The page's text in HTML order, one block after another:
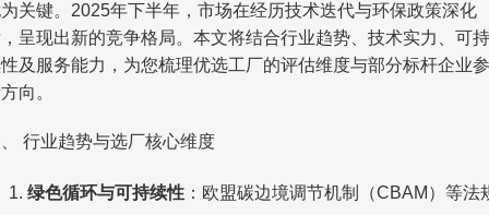
关键。2025年下半年，市场在经历技术迭代与环保政策深化
呈现出新的竞争格局。本文将结合行业趋势、技术实力、可持
及服务能力，为您梳理优选工厂的评估维度与部分标杆企业参
向。
行业趋势与选厂核心维度
绿色循环与可持续性 ：欧盟碳边境调节机制（CBAM）等法